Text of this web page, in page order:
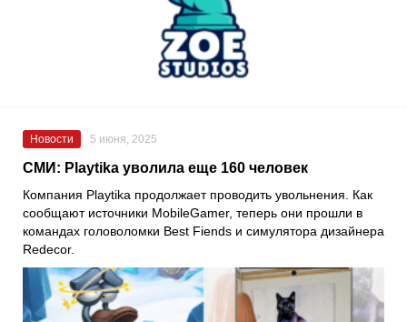
Новости 5 июня, 2025
СМИ: Playtika уволила еще 160 человек
Компания Playtika продолжает проводить увольнения. Как
сообщают источники MobileGamer, теперь они прошли в
командах головоломки Best Fiends и симулятора дизайнера
Redecor.